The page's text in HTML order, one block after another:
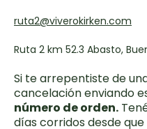
ruta2@viverokirken.com
Ruta 2 km 52.3 Abasto,
Si te arrepentiste de
cancelación enviando
número de orden.
días corridos desde